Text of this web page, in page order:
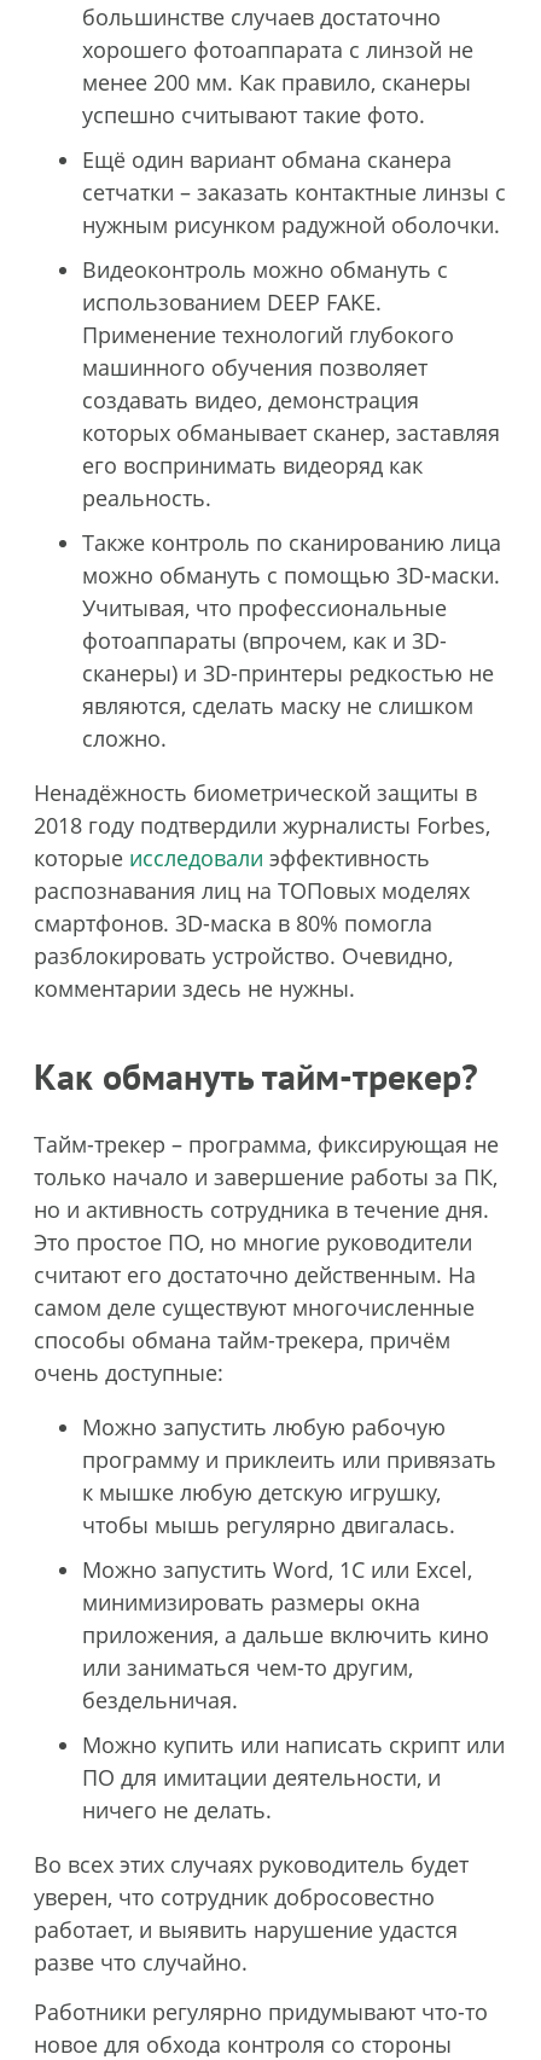
большинстве случаев достаточно
хорошего фотоаппарата с линзой не
менее 200 мм. Как правило, сканеры
успешно считывают такие фото.
Ещё один вариант обмана сканера
сетчатки – заказать контактные линзы с
нужным рисунком радужной оболочки.
Видеоконтроль можно обмануть с
использованием DEEP FAKE.
Применение технологий глубокого
машинного обучения позволяет
создавать видео, демонстрация
которых обманывает сканер, заставляя
его воспринимать видеоряд как
реальность.
Также контроль по сканированию лица
можно обмануть с помощью 3D-маски.
Учитывая, что профессиональные
фотоаппараты (впрочем, как и 3D-
сканеры) и 3D-принтеры редкостью не
являются, сделать маску не слишком
сложно.
Ненадёжность биометрической защиты в
2018 году подтвердили журналисты Forbes,
которые исследовали эффективность
распознавания лиц на ТОПовых моделях
смартфонов. 3D-маска в 80% помогла
разблокировать устройство. Очевидно,
комментарии здесь не нужны.
Как обмануть тайм-трекер?
Тайм-трекер – программа, фиксирующая не
только начало и завершение работы за ПК,
но и активность сотрудника в течение дня.
Это простое ПО, но многие руководители
считают его достаточно действенным. На
самом деле существуют многочисленные
способы обмана тайм-трекера, причём
очень доступные:
Можно запустить любую рабочую
программу и приклеить или привязать
к мышке любую детскую игрушку,
чтобы мышь регулярно двигалась.
Можно запустить Word, 1C или Excel,
минимизировать размеры окна
приложения, а дальше включить кино
или заниматься чем-то другим,
бездельничая.
Можно купить или написать скрипт или
ПО для имитации деятельности, и
ничего не делать.
Во всех этих случаях руководитель будет
уверен, что сотрудник добросовестно
работает, и выявить нарушение удастся
разве что случайно.
Работники регулярно придумывают что-то
новое для обхода контроля со стороны